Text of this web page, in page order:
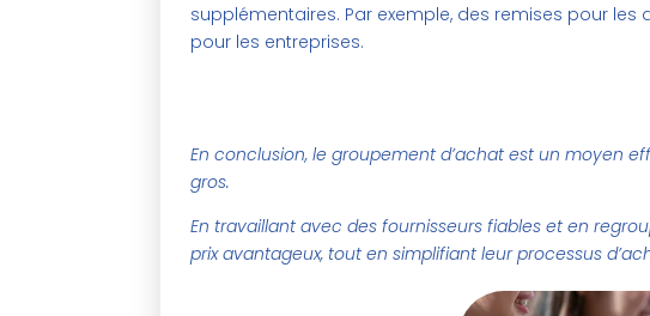
supplémentaires. Par exemple, des remises pour
pour les entreprises.
En conclusion, le groupement d’achat est un moyen
gros.
En travaillant avec des fournisseurs fiables et en
prix avantageux, tout en simplifiant leur processus